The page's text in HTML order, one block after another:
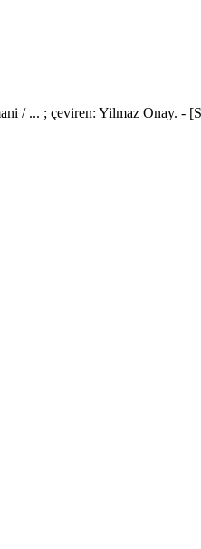
/ ... ; çeviren: Yilmaz Onay. -